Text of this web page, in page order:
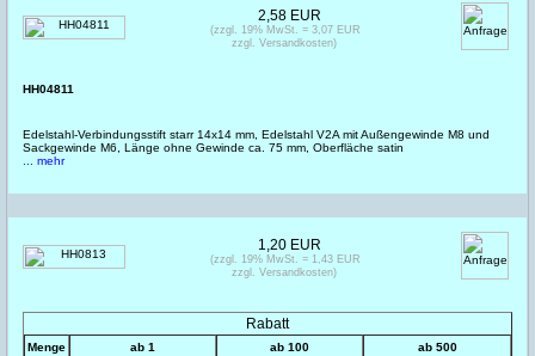
HH04811
Edelstahl-Verbindungsstift starr 14x14 mm, Edelstahl V2A mit Außengewinde M8 und
Sackgewinde M6, Länge ohne Gewinde ca. 75 mm, Oberfläche satin
... mehr
2,58 EUR
(zzgl. 19% MwSt. = 3,07 EUR
zzgl. Versandkosten)
Rabatt
Menge ab 1 ab 100 ab 500
1,20 EUR
(zzgl. 19% MwSt. = 1,43 EUR
zzgl. Versandkosten)